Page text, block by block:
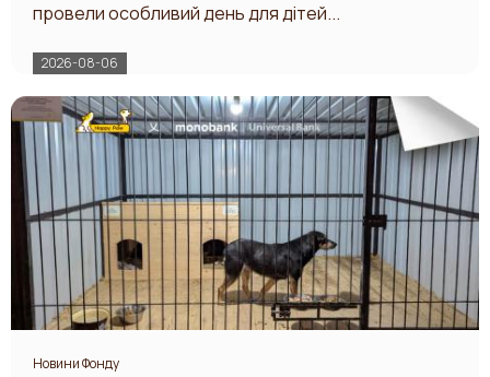
провели особливий день для дітей...
2026-08-06
Новини Фонду